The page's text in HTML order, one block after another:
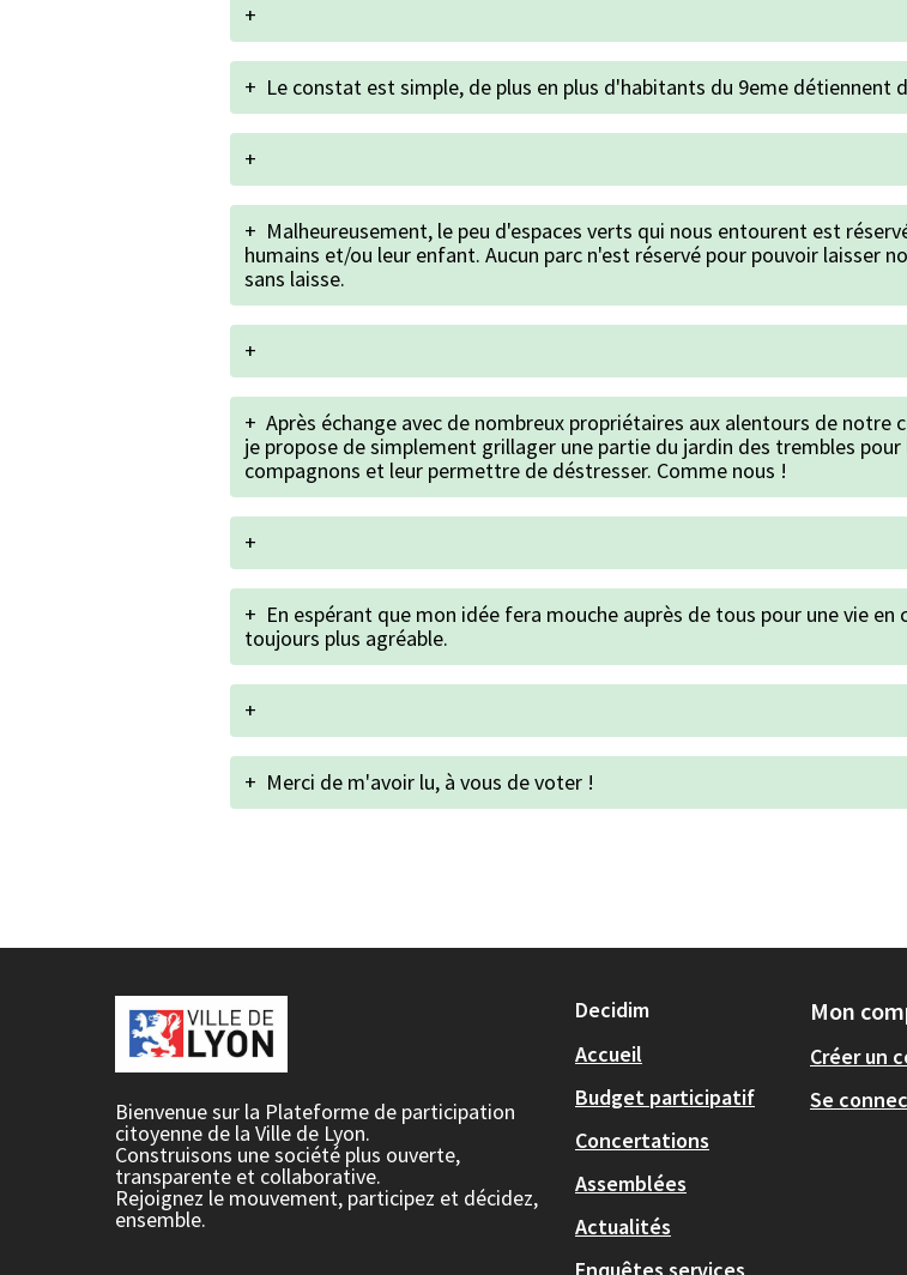
+
+ Le constat est simple, de plus en plus d'habitants du 9eme détiennent
+
+ Malheureusement, le peu d'espaces verts qui nous entourent est
humains et/ou leur enfant. Aucun parc n'est réservé pour pouvoir laisser
sans laisse.
+
+ Après échange avec de nombreux propriétaires aux alentours de notre
je propose de simplement grillager une partie du jardin des trembles pour
compagnons et leur permettre de déstresser. Comme nous !
+
+ En espérant que mon idée fera mouche auprès de tous pour une vie en
toujours plus agréable.
+
+ Merci de m'avoir lu, à vous de voter !
Bienvenue sur la Plateforme de participation
citoyenne de la Ville de Lyon.
Construisons une société plus ouverte,
transparente et collaborative.
Rejoignez le mouvement, participez et décidez,
ensemble.
Decidim
Accueil
Budget participatif
Concertations
Assemblées
Actualités
Mon
Créer un
Se